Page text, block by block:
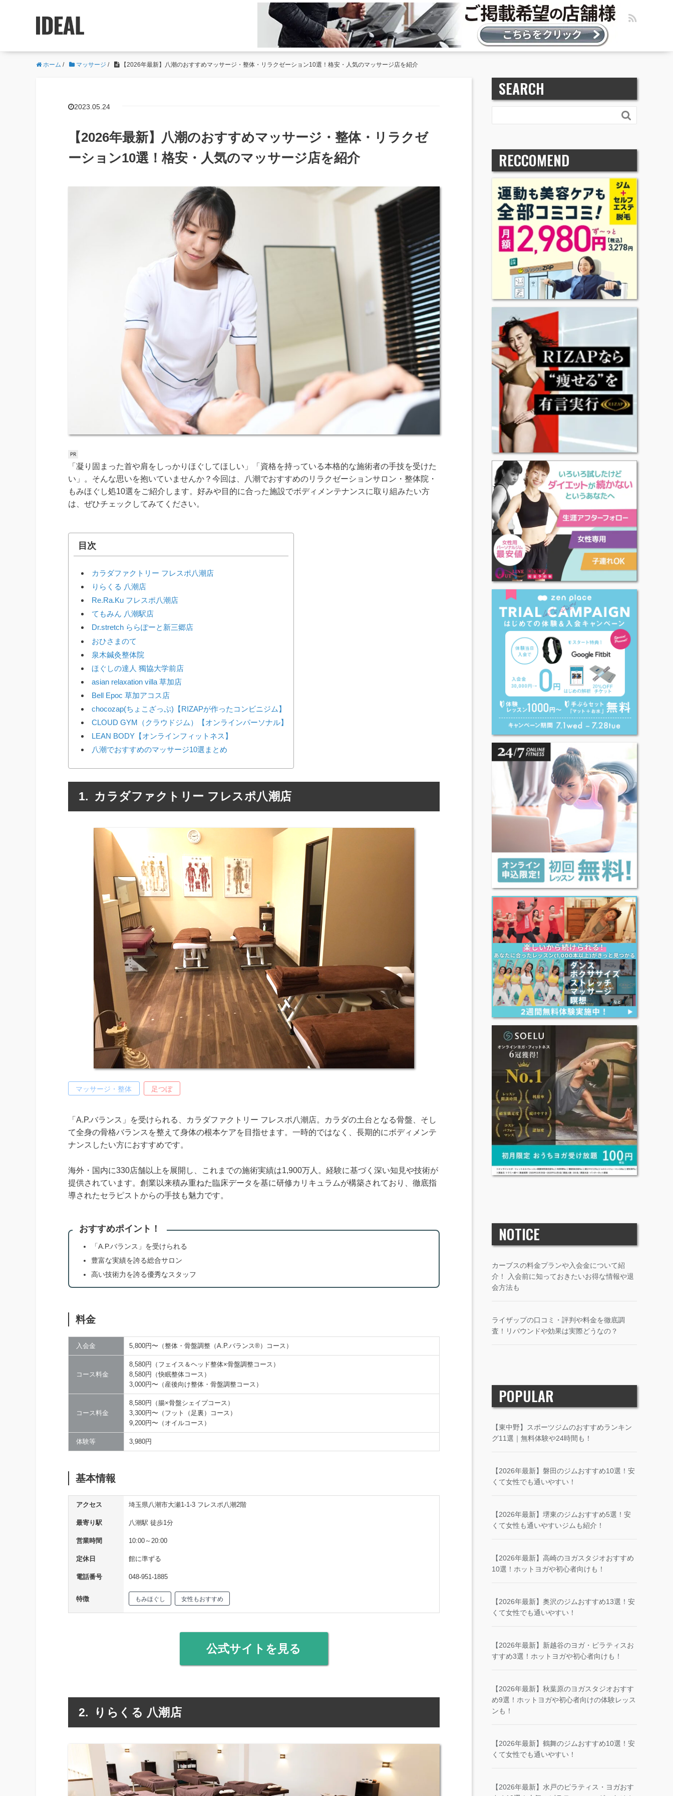
ホーム / マッサージ / 【2026年最新】八潮のおすすめマッサージ・整体・リラクゼーション10選！格安・人気のマッサージ店を紹介
2023.05.24
【2026年最新】八潮のおすすめマッサージ・整体・リラクゼ
ーション10選！格安・人気のマッサージ店を紹介
「凝り固まった首や肩をしっかりほぐしてほしい」「資格を持っている本格的な施術者の手技を受けた
い」。そんな思いを抱いていませんか？今回は、八潮でおすすめのリラクゼーションサロン・整体院・
もみほぐし処10選をご紹介します。好みや目的に合った施設でボディメンテナンスに取り組みたい方
は、ぜひチェックしてみてください。
目次
カラダファクトリー フレスポ八潮店
りらくる 八潮店
Re.Ra.Ku フレスポ八潮店
てもみん 八潮駅店
Dr.stretch ららぽーと新三郷店
おひさまのて
泉木鍼灸整体院
ほぐしの達人 獨協大学前店
asian relaxation villa 草加店
Bell Epoc 草加アコス店
chocozap(ちょこざっぷ)【RIZAPが作ったコンビニジム】
CLOUD GYM（クラウドジム）【オンラインパーソナル】
LEAN BODY【オンラインフィットネス】
八潮でおすすめのマッサージ10選まとめ
カラダファクトリー フレスポ八潮店
マッサージ・整体 足つぼ
「A.P.バランス」を受けられる、カラダファクトリー フレスポ八潮店。カラダの土台となる骨盤、そし
て全身の骨格バランスを整えて身体の根本ケアを目指せます。一時的ではなく、長期的にボディメンテ
ナンスしたい方におすすめです。
海外・国内に330店舗以上を展開し、これまでの施術実績は1,900万人。経験に基づく深い知見や技術が
提供されています。創業以来積み重ねた臨床データを基に研修カリキュラムが構築されており、徹底指
導されたセラピストからの手技も魅力です。
おすすめポイント！
「A.P.バランス」を受けられる
豊富な実績を誇る総合サロン
高い技術力を誇る優秀なスタッフ
料金
入会金 5,800円〜（整体・骨盤調整（A.P.バランス®）コース）
コース料金
8,580円（フェイス＆ヘッド整体×骨盤調整コース）
8,580円（快眠整体コース）
3,000円〜（産後向け整体・骨盤調整コース）
コース料金
8,580円（腸×骨盤シェイプコース）
3,300円〜（フット（足裏）コース）
9,200円〜（オイルコース）
体験等 3,980円
基本情報
アクセス 埼玉県八潮市大瀬1-1-3 フレスポ八潮2階
最寄り駅 八潮駅 徒歩1分
営業時間 10:00～20:00
定休日 館に準ずる
電話番号 048-951-1885
特徴 もみほぐし 女性もおすすめ
公式サイトを見る
りらくる 八潮店
SEARCH

RECCOMEND
NOTICE
カーブスの料金プランや入会金について紹
介！ 入会前に知っておきたいお得な情報や退
会方法も
ライザップの口コミ・評判や料金を徹底調
査！リバウンドや効果は実際どうなの？
POPULAR
【東中野】スポーツジムのおすすめランキン
グ11選｜無料体験や24時間も！
【2026年最新】磐田のジムおすすめ10選！安
くて女性でも通いやすい！
【2026年最新】堺東のジムおすすめ5選！安
くて女性も通いやすいジムも紹介！
【2026年最新】高崎のヨガスタジオおすすめ
10選！ホットヨガや初心者向けも！
【2026年最新】奥沢のジムおすすめ13選！安
くて女性でも通いやすい！
【2026年最新】新越谷のヨガ・ピラティスお
すすめ3選！ホットヨガや初心者向けも！
【2026年最新】秋葉原のヨガスタジオおすす
め9選！ホットヨガや初心者向けの体験レッス
ンも！
【2026年最新】鶴舞のジムおすすめ10選！安
くて女性でも通いやすい！
【2026年最新】水戸のピラティス・ヨガおす